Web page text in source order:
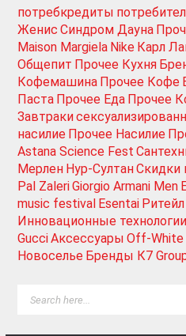
потребкредиты
Женис Синдром Дауна
Maison Margiela Nike Карл
Общепит Прочее Кухня
Кофемашина Прочее Кофе
Паста Прочее Еда Прочее
Завтраки
насилие Прочее Насилие
Astana Science Fest
Мерлен Нур-СултанСкидки
Pal ZaleriGiorgio Armani Men
music festival Esentai Ритейл
Инновационные технологии
GucciАксессуары Off-White
Новоселье Бренды К7